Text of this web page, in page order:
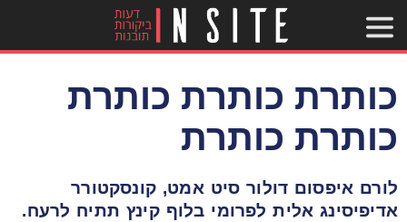
כותרת כותרת כותרת
כותרת כותרת
לורם איפסום דולור סיט אמט, קונסקטורר
אדיפיסינג אלית לפרומי בלוף קינץ תתיח לרעח.